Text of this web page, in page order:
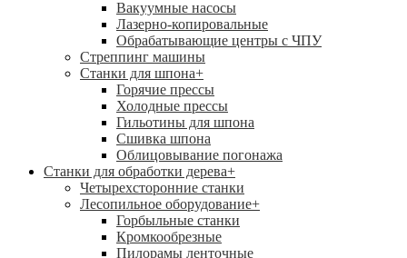
Вакуумные насосы
Лазерно-копировальные
Обрабатывающие центры с ЧПУ
Стреппинг машины
Станки для шпона+
Горячие прессы
Холодные прессы
Гильотины для шпона
Сшивка шпона
Облицовывание погонажа
Станки для обработки дерева+
Четырехсторонние станки
Лесопильное оборудование+
Горбыльные станки
Кромкообрезные
Пилорамы ленточные